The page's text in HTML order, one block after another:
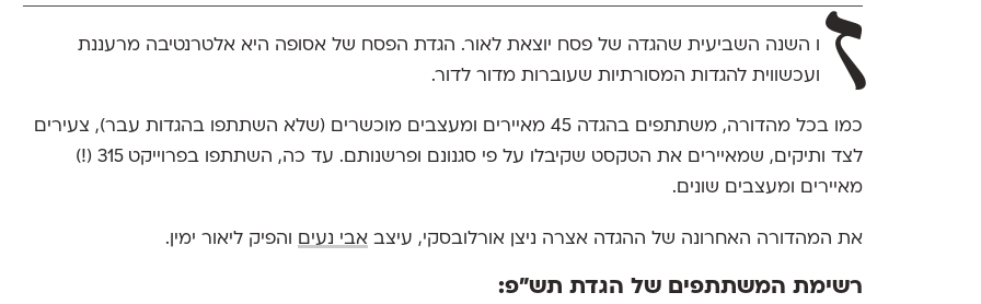
ז
ו השנה השביעית שהגדה של פסח יוצאת לאור. הגדת הפסח של אסופה היא אלטרנטיבה מרעננת
ועכשווית להגדות המסורתיות שעוברות מדור לדור.
כמו בכל מהדורה, משתתפים בהגדה 45 מאיירים ומעצבים מוכשרים (שלא השתתפו בהגדות עבר), צעירים
לצד ותיקים, שמאיירים את הטקסט שקיבלו על פי סגנונם ופרשנותם. עד כה, השתתפו בפרוייקט 315 (!)
מאיירים ומעצבים שונים.
את המהדורה האחרונה של ההגדה אצרה ניצן אורלובסקי, עיצב אבי נעים והפיק ליאור ימין.
רשימת המשתתפים של הגדת תש״פ: